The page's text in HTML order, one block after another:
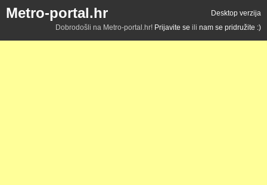
Metro-portal.hr
Desktop verzija
Dobrodošli na Metro-portal.hr! Prijavite se ili nam se pridružite :)